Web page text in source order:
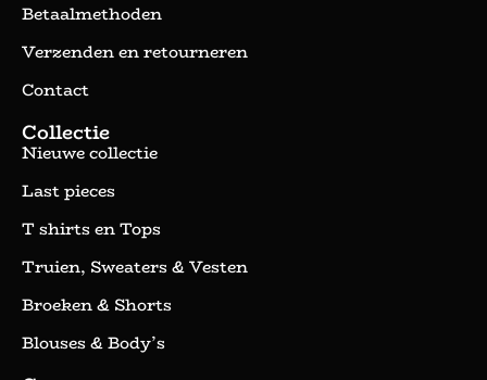
Betaalmethoden
Verzenden en retourneren
Contact
Collectie
Nieuwe collectie
Last pieces
T shirts en Tops
Truien, Sweaters & Vesten
Broeken & Shorts
Blouses & Body’s